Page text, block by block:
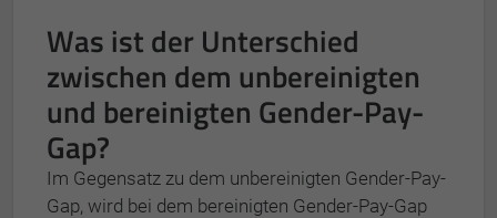
Was ist der Unterschied
zwischen dem unbereinigten
und bereinigten Gender-Pay-
Gap?
Im Gegensatz zu dem unbereinigten Gender-Pay-
Gap, wird bei dem bereinigten Gender-Pay-Gap